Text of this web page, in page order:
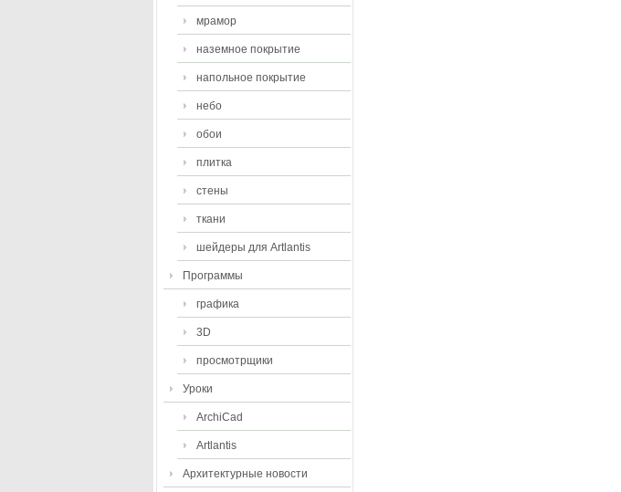
мрамор
наземное покрытие
напольное покрытие
небо
обои
плитка
стены
ткани
шейдеры для Artlantis
Программы
графика
3D
просмотрщики
Уроки
ArchiCad
Artlantis
Архитектурные новости